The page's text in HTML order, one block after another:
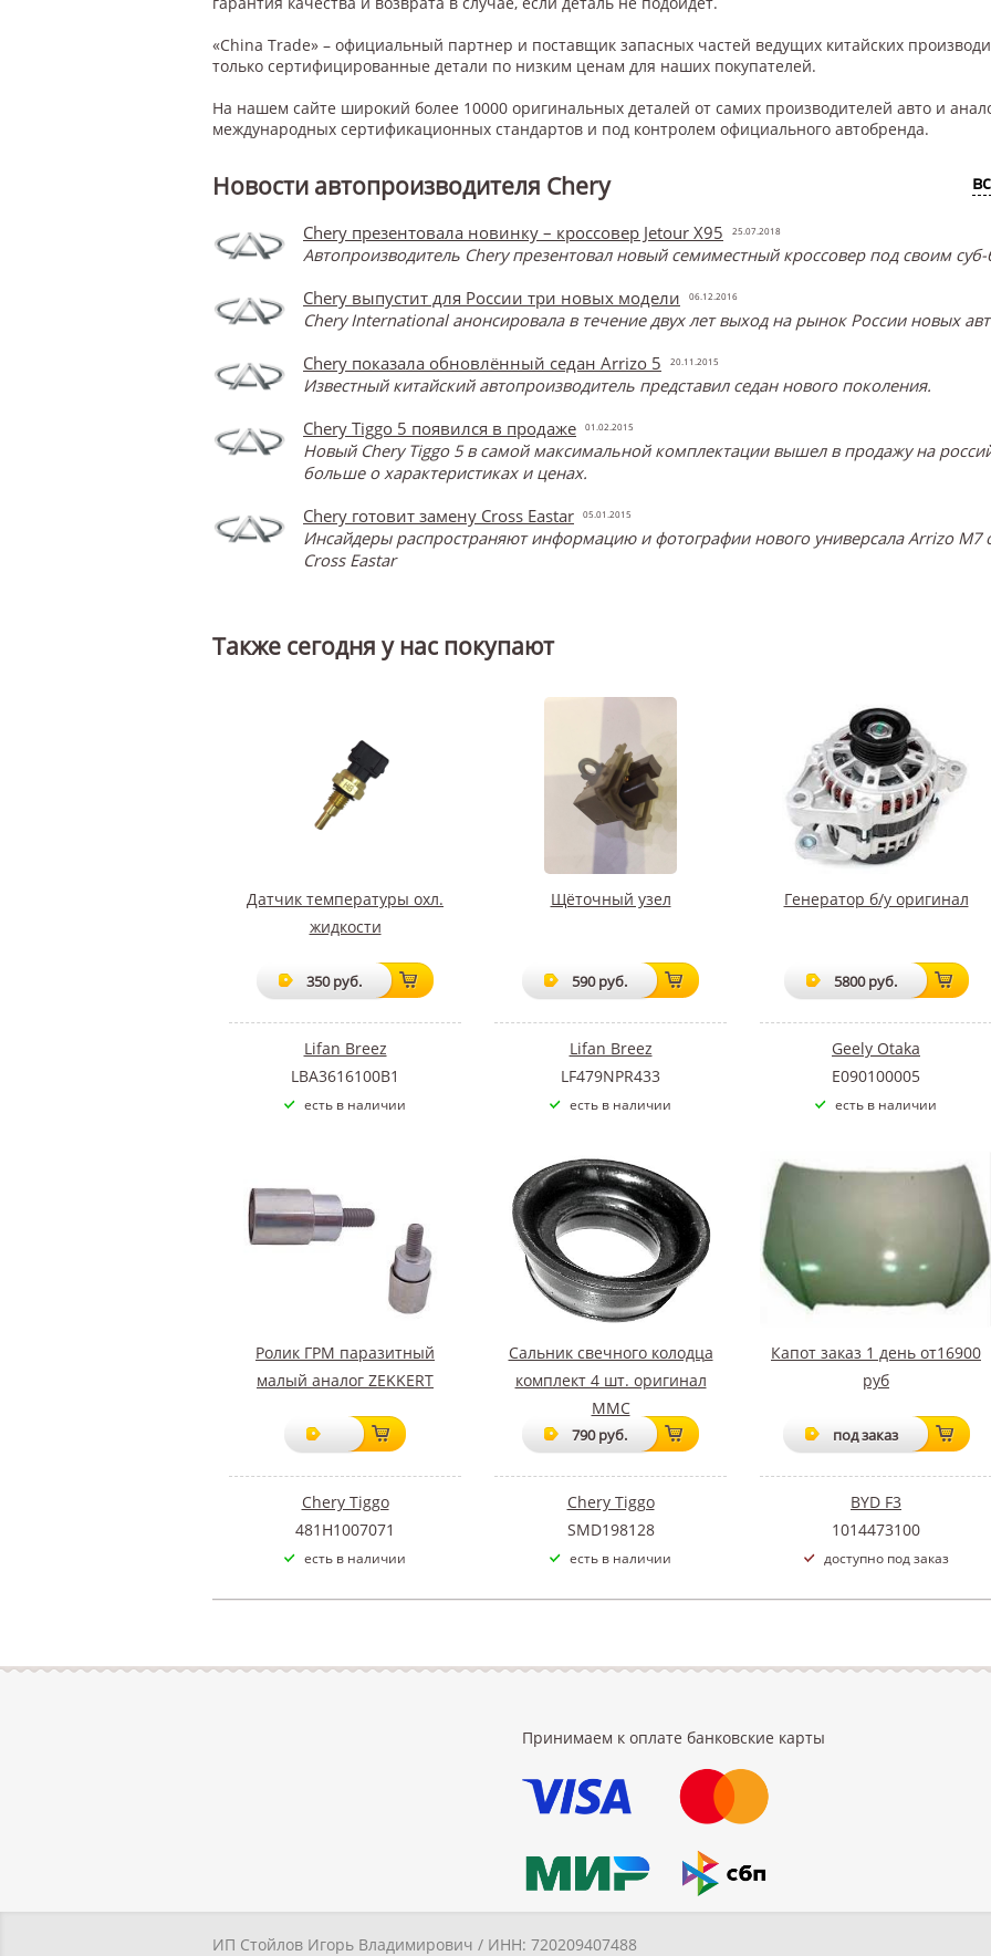
«China Trade» – официальный партнер и поставщик запасных частей ведущих китайских
только сертифицированные детали по низким ценам для наших покупателей.
На нашем сайте широкий более 10000 оригинальных деталей от самих производителей авто и
международных сертификационных стандартов и под контролем официального автобренда.
Новости автопроизводителя Chery
Chery презентовала новинку – кроссовер Jetour X95 25.07.2018
Автопроизводитель Chery презентовал новый семиместный кроссовер под своим
Chery выпустит для России три новых модели
06.12.2016
Chery International анонсировала в течение двух лет выход на рынок России новых
Chery показала обновлённый седан Arrizo 5
20.11.2015
Известный китайский автопроизводитель представил седан нового поколения.
Chery Tiggo 5 появился в продаже
01.02.2015
Новый Chery Tiggo 5 в самой максимальной комплектации вышел в продажу на
больше о характеристиках и ценах.
Chery готовит замену Cross Eastar
05.01.2015
Инсайдеры распространяют информацию и фотографии нового универсала Arrizo M7
Cross Eastar
Также сегодня у нас покупают
Датчик температуры охл.
жидкости
350 руб.
Lifan Breez
LBA3616100B1
есть в наличии
Щёточный узел
590 руб.
Lifan Breez
LF479NPR433
есть в наличии
Генератор б/у оригинал
5800 руб.
Geely Otaka
E090100005
есть в наличии
Ролик ГРМ паразитный
малый аналог ZEKKERT
Chery Tiggo
481H1007071
есть в наличии
Сальник свечного колодца
комплект 4 шт. оригинал
ММС
790 руб.
Chery Tiggo
SMD198128
есть в наличии
Капот заказ 1 день от16900
руб
под заказ
BYD F3
1014473100
доступно под заказ
Принимаем к оплате банковские карты
ИП Стойлов Игорь Владимирович / ИНН: 720209407488